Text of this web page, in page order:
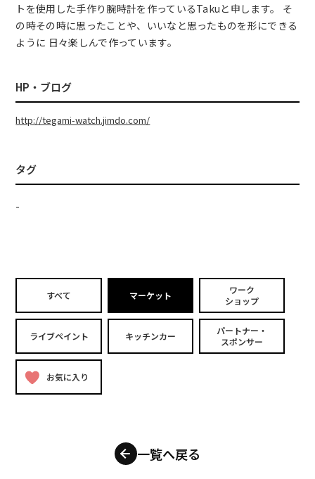
トを使用した手作り腕時計を作っているTakuと申します。 そ
の時その時に思ったことや、いいなと思ったものを形にできる
ように 日々楽しんで作っています。
HP・ブログ
http://tegami-watch.jimdo.com/
タグ
-
すべて マーケット
ワーク
ショップ
ライブペイント キッチンカー
パートナー・
スポンサー
お気に入り
一覧へ戻る